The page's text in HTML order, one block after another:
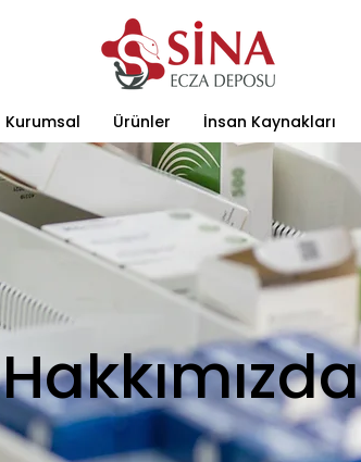
Kurumsal Ürünler İnsan Kaynakları
Hakkımızda